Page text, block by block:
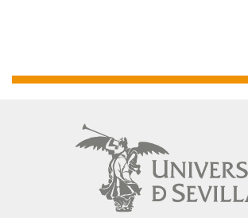
principal